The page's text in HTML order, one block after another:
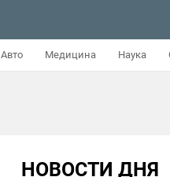
Авто Медицина Наука
НОВОСТИ ДНЯ